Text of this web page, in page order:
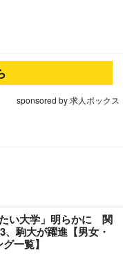
sponsored by 求人ボックス
い大学」明らかに 関
駒大が躍進【男女・
一覧】